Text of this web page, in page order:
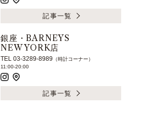
記事一覧
銀座・BARNEYS
NEW YORK店
TEL 03-3289-8989 （時計コーナー）
11:00-20:00
記事一覧